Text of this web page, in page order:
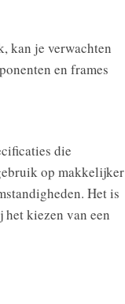
kan je verwachten
en frames
die
op makkelijker
Het is
kiezen van een